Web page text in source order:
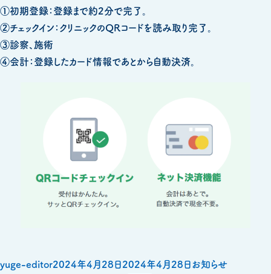
①初期登録：登録まで約2分で完了。
②チェックイン：クリニックのQRコードを読み取り完了。
③診察、施術
④会計：登録したカード情報であとから自動決済。
投
yuge-editor投
2024年4月28日2024年4月28日 カ
お知らせ